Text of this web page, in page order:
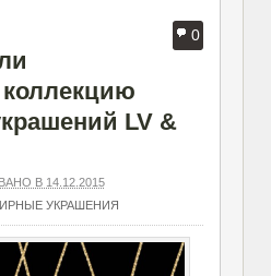
0
LV &
В 14.12.2015
УКРАШЕНИЯ